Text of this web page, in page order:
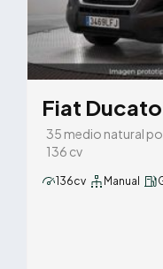
Fiat Ducato
35 medio natural
136 cv
136cv Manual